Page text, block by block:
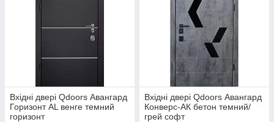
Вхідні двері Qdoors Авангард
Горизонт AL венге темний
горизонт
Вхідні двері Qdoors Авангард
Конверс-АК бетон темний/
грей софт